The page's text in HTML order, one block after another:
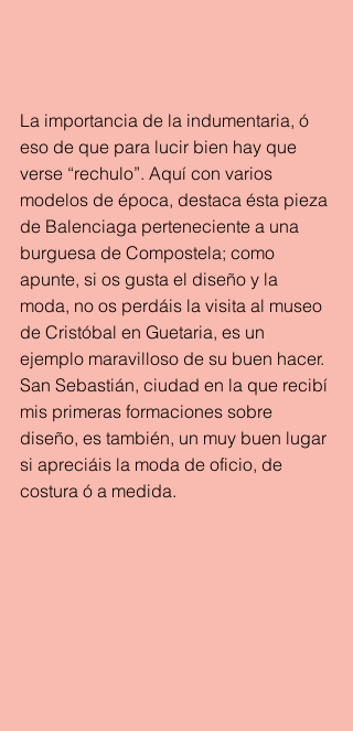
La importancia de la indumentaria, ó
eso de que para lucir bien hay que
verse “rechulo”. Aquí con varios
modelos de época, destaca ésta pieza
de Balenciaga perteneciente a una
burguesa de Compostela; como
apunte, si os gusta el diseño y la
moda, no os perdáis la visita al museo
de Cristóbal en Guetaria, es un
ejemplo maravilloso de su buen hacer.
San Sebastián, ciudad en la que recibí
mis primeras formaciones sobre
diseño, es también, un muy buen lugar
si apreciáis la moda de oficio, de
costura ó a medida.